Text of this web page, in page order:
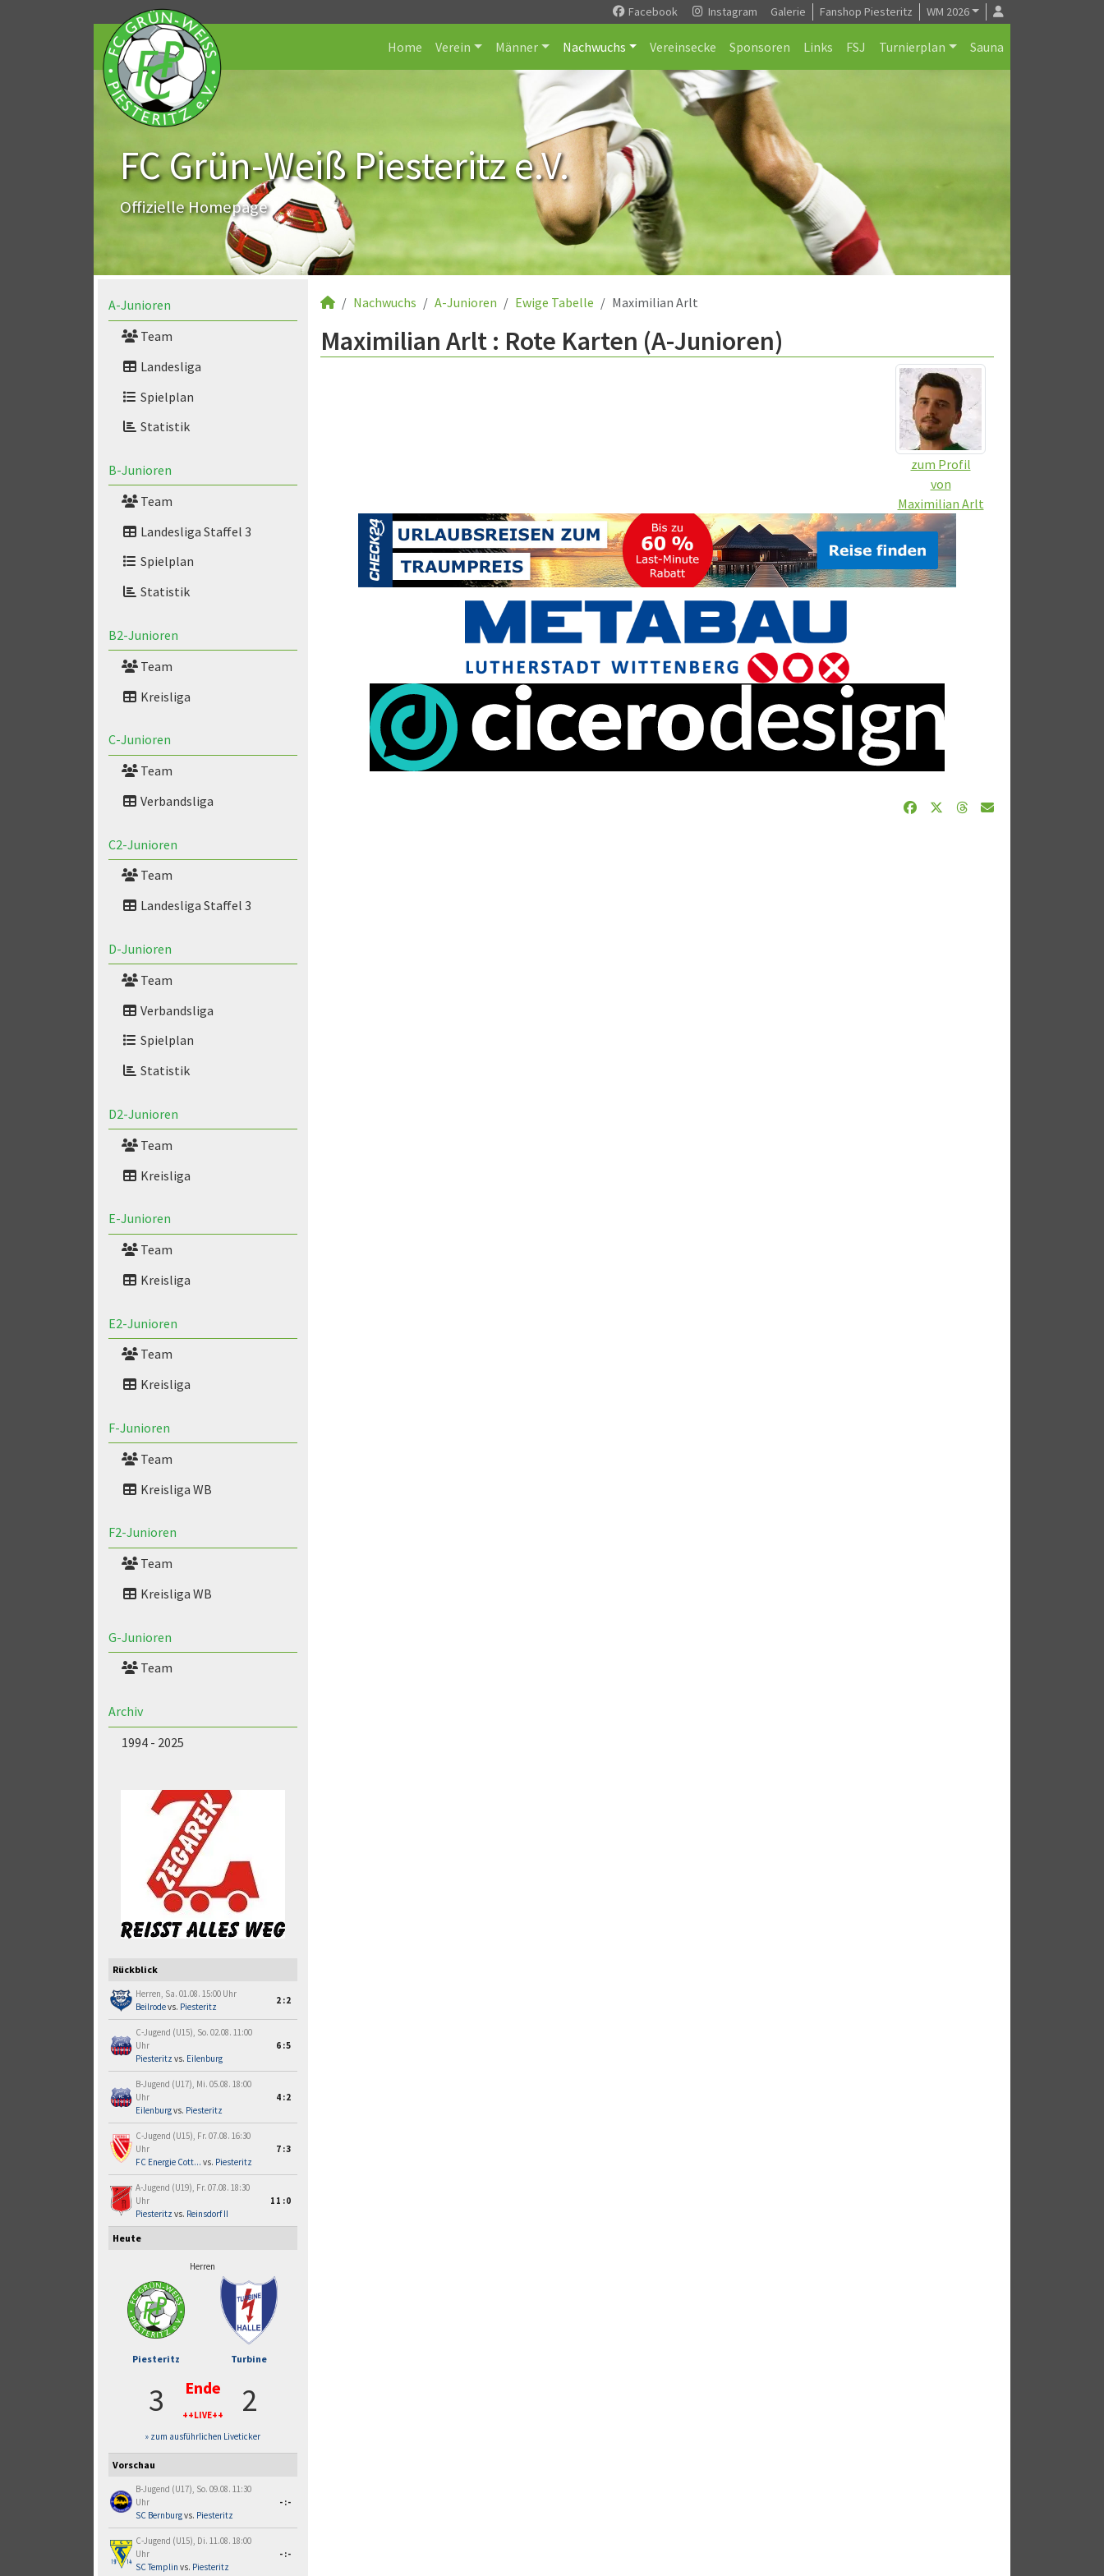
Facebook Instagram Galerie Fanshop Piesteritz WM 2026
Home Verein Männer Nachwuchs Vereinsecke Sponsoren Links FSJ Turnierplan Sauna
FC Grün-Weiß Piesteritz e.V.
Offizielle Homepage
A-Junioren
Team
Landesliga
Spielplan
Statistik
B-Junioren
Team
Landesliga Staffel 3
Spielplan
Statistik
B2-Junioren
Team
Kreisliga
C-Junioren
Team
Verbandsliga
C2-Junioren
Team
Landesliga Staffel 3
D-Junioren
Team
Verbandsliga
Spielplan
Statistik
D2-Junioren
Team
Kreisliga
E-Junioren
Team
Kreisliga
E2-Junioren
Team
Kreisliga
F-Junioren
Team
Kreisliga WB
F2-Junioren
Team
Kreisliga WB
G-Junioren
Team
Archiv
1994 - 2025
Rückblick
Herren, Sa. 01.08. 15:00 Uhr
Beilrodevs. Piesteritz
2:2
C-Jugend (U15), So. 02.08. 11:00
Uhr
Piesteritz vs. Eilenburg
6:5
B-Jugend (U17), Mi. 05.08. 18:00
Uhr
Eilenburgvs. Piesteritz
4:2
C-Jugend (U15), Fr. 07.08. 16:30
Uhr
FC Energie Cott... vs. Piesteritz
7:3
A-Jugend (U19), Fr. 07.08. 18:30
Uhr
Piesteritz vs. Reinsdorf II
11:0
Heute
Herren
Piesteritz Turbine
3 Ende
++LIVE++ 2
» zum ausführlichen Liveticker
Vorschau
B-Jugend (U17), So. 09.08. 11:30
Uhr
SC Bernburgvs. Piesteritz
-:-
C-Jugend (U15), Di. 11.08. 18:00
Uhr
SC Templin vs. Piesteritz
-:-
Nachwuchs A-Junioren Ewige Tabelle Maximilian Arlt
Maximilian Arlt : Rote Karten (A-Junioren)
zum Profil
von
Maximilian Arlt